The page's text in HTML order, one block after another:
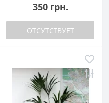
350 грн.
ОТСУТСТВУЕТ